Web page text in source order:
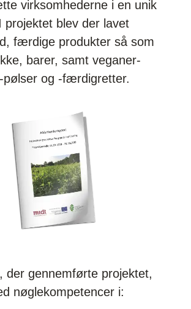
virksomhederne i en unik
projektet blev der lavet
færdige produkter så som
barer, samt veganer-
pølser og -færdigretter.
der gennemførte projektet,
nøglekompetencer i: